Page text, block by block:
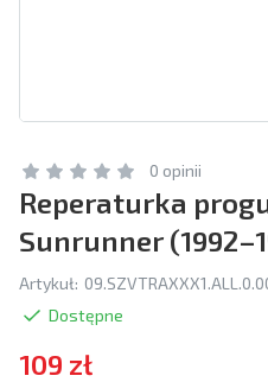
0 opinii
Reperaturka
Sunrunner
Artykuł:
Dostępne
109 zł